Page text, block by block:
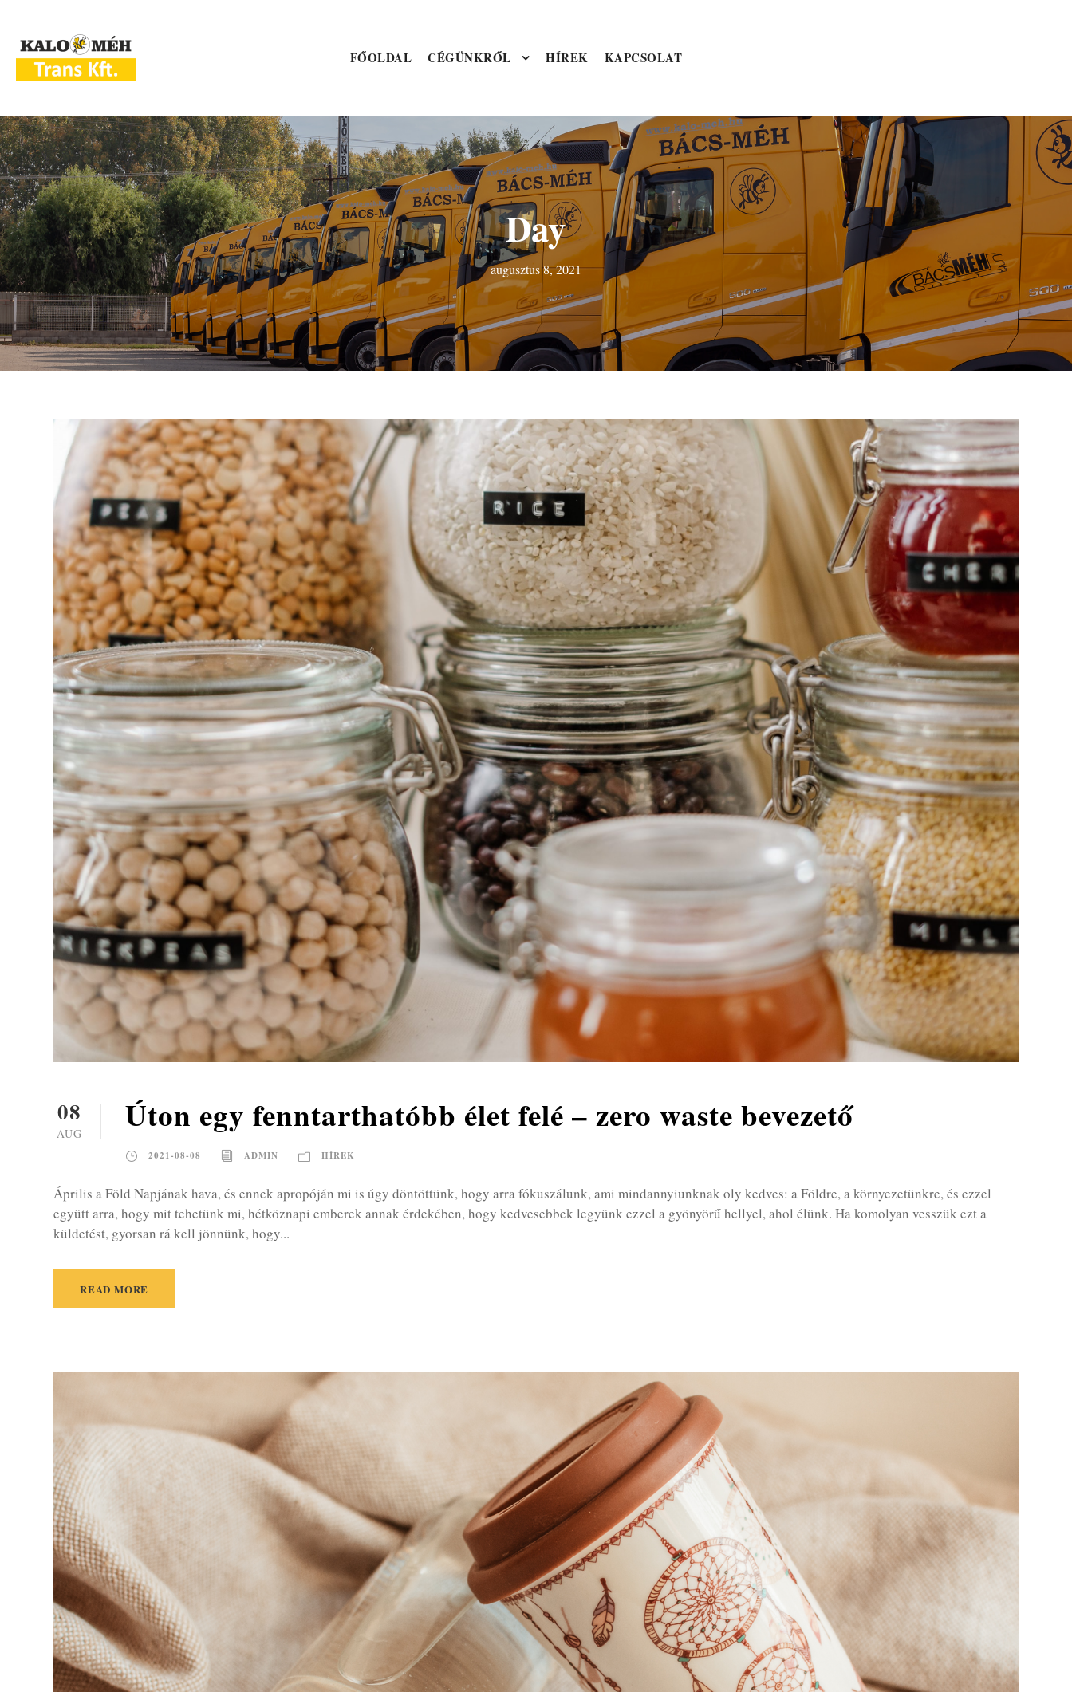
FŐOLDAL CÉGÜNKRŐL HÍREK KAPCSOLAT
Day
augusztus 8, 2021
08
AUG Úton egy fenntarthatóbb élet felé – zero waste bevezető
2021-08-08 ADMIN HÍREK
Április a Föld Napjának hava, és ennek apropóján mi is úgy döntöttünk, hogy arra fókuszálunk, ami mindannyiunknak oly kedves: a Földre, a környezetünkre, és ezzel
együtt arra, hogy mit tehetünk mi, hétköznapi emberek annak érdekében, hogy kedvesebbek legyünk ezzel a gyönyörű hellyel, ahol élünk. Ha komolyan vesszük ezt a
küldetést, gyorsan rá kell jönnünk, hogy...
READ MORE